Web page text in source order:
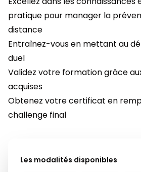
pratique pour manager la
distance
Entraînez-vous en mettant au
duel
Validez votre formation grâce
acquises
Obtenez votre certificat en
challenge final
Les modalités disponibles